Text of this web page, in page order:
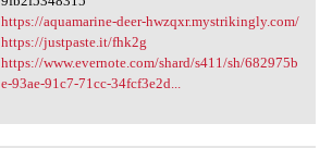
https://aquamarine-deer-hwzqxr.mystrikingly.com/
https://justpaste.it/fhk2g
https://www.evernote.com/shard/s411/sh/682975b
e-93ae-91c7-71cc-34fcf3e2d...